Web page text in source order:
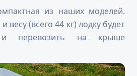
из наших моделей.
весу (всего 44 кг) лодку будет
и перевозить на крыше